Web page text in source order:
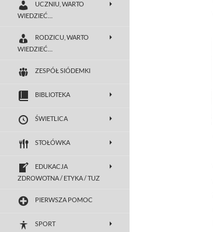
UCZNIU, WARTO
WIEDZIEĆ…
RODZICU, WARTO
WIEDZIEĆ…
ZESPÓŁ SIÓDEMKI
BIBLIOTEKA
ŚWIETLICA
STOŁÓWKA
EDUKACJA
ZDROWOTNA / ETYKA / TUZ
PIERWSZA POMOC
SPORT